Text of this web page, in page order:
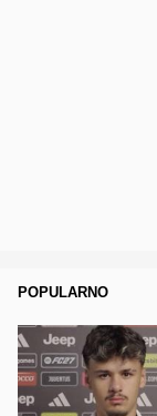
POPULARNO